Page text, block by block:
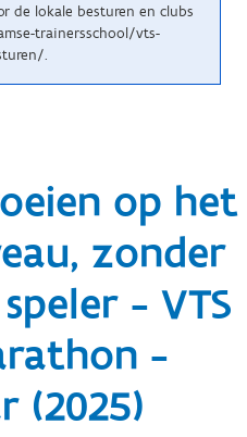
de lokale besturen en clubs
trainersschool/vts-
.